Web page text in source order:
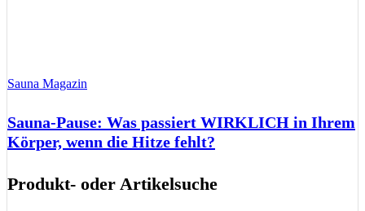
Sauna Magazin
Sauna-Pause: Was passiert WIRKLICH in Ihrem
Körper, wenn die Hitze fehlt?
Produkt- oder Artikelsuche